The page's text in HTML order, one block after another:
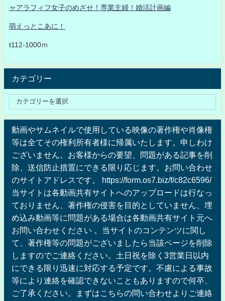
ャアラフィフ女子のめざせ！専業主婦！婚活計画編
萌えっとこあに！
t112-1000ｍ
カテゴリー
動画やサムネイルで使用している映像の著作権や肖像権
等は全てその権利所有者様に帰属いたします。申しわけ
ございません。お客様からの要望、問題がある記事を削
除、送信防止措置にできる限り応じます。お問い合わせ
のサイトアドレスです。 https://form.os7.biz/f/c82c6596/
当サイトは各動画共有サイトへのアップロードは行なっ
ておりません、著作権の侵害を目的としていません、埋
め込み動画等に問題がある場合は各動画共有サイト元へ
お問い合わせください 。当サイトのコンテンツに関し
て、著作権等の問題がございましたら当該ページを削除
しますのでご連絡ください。土日祝を除く3営業日以内
にできる限り迅速に対応する予定です。不慮による事故
等により連絡を確認できないこともありますので何卒、
ご了承ください。まずはこちらの問い合わせよりご連絡